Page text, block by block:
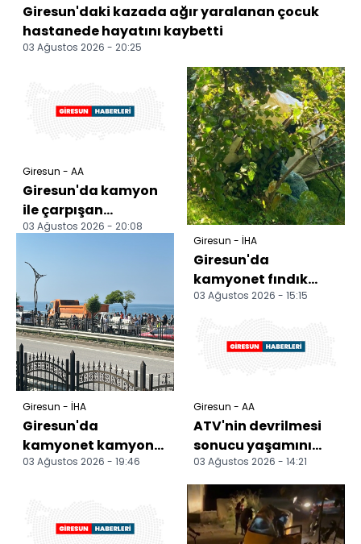
Giresun'daki kazada ağır yaralanan çocuk
hastanede hayatını kaybetti
03 Ağustos 2026 - 20:25
Giresun - AA
Giresun'da kamyon
ile çarpışan
kamyonetteki 1 kişi
03 Ağustos 2026 - 20:08
Giresun - İHA
Giresun'da
kamyonet kamyona
arkadan çarptı: 4
03 Ağustos 2026 - 19:46
Giresun - İHA
Giresun'da
kamyonet fındık
bahçesine devrildi: 1
03 Ağustos 2026 - 15:15
Giresun - AA
ATV'nin devrilmesi
sonucu yaşamını
yitiren kişi toprağa
verildi
03 Ağustos 2026 - 14:21